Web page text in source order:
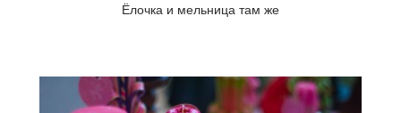
Ёлочка и мельница там же